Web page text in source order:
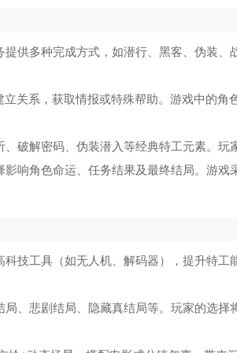
提供多种完成方式，如潜行、黑客、伪装
立关系，获取情报或特殊帮助。游戏中的
破解密码、伪装潜入等经典特工元素。玩
影响角色命运、任务结果及最终结局。游
科技工具（如无人机、解码器），提升特
局、悲剧结局、隐藏真结局等。玩家的选